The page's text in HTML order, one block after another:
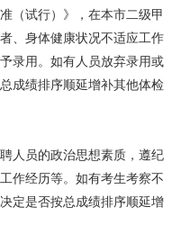
（试行）》，在本市二级甲
、身体健康状况不适应工作
录用。如有人员放弃录用或
成绩排序顺延增补其他体检
员的政治思想素质，遵纪
作经历等。如有考生考察不
定是否按总成绩排序顺延增